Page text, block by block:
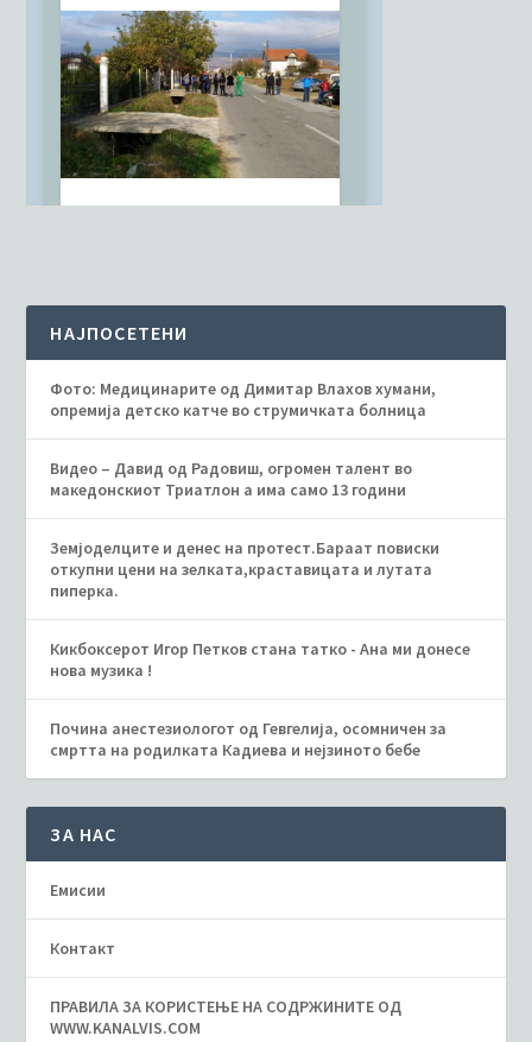
НАЈПОСЕТЕНИ
Фото: Медицинарите од Димитар Влахов хумани,
опремија детско катче во струмичката болница
Видео – Давид од Радовиш, огромен талент во
македонскиот Триатлон а има само 13 години
Земјоделците и денес на протест.Бараат повиски
откупни цени на зелката,краставицата и лутата
пиперка.
Кикбоксерот Игор Петков стана татко - Ана ми донесе
нова музика !
Почина анестезиологот од Гевгелија, осомничен за
смртта на родилката Кадиева и нејзиното бебе
ЗА НАС
Емисии
Контакт
ПРАВИЛА ЗА КОРИСТЕЊЕ НА СОДРЖИНИТЕ ОД
WWW.KANALVIS.COM